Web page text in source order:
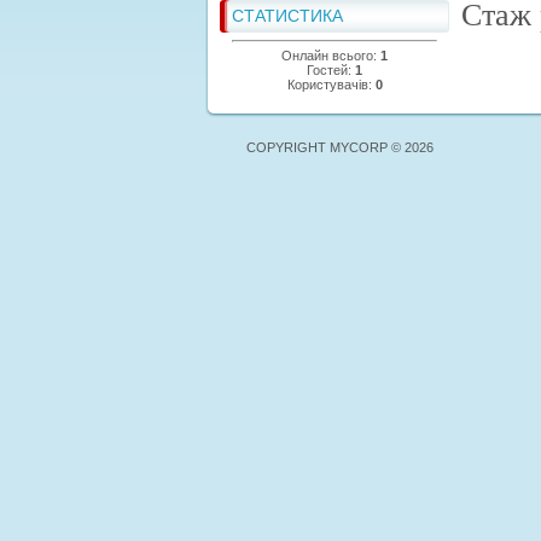
СТАТИСТИКА
Онлайн всього: 1
Гостей: 1
Користувачів: 0
Стаж
COPYRIGHT MYCORP © 2026